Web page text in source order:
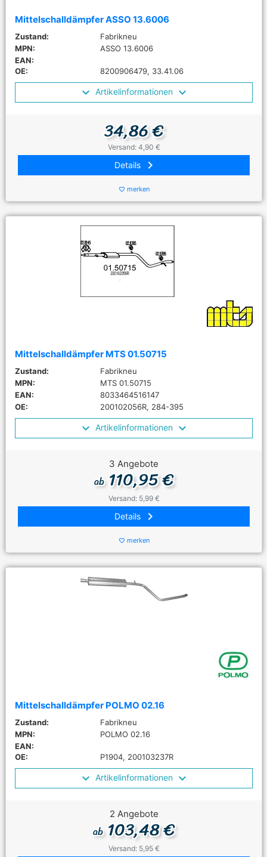
Mittelschalldämpfer ASSO 13.6006
Zustand:
Fabrikneu
MPN:
ASSO 13.6006
EAN:
OE:
8200906479, 33.41.06
Artikelinformationen
34,86 €
Versand: 4,90 €
Details keyboard_arrow_right
favorite_border merken
Mittelschalldämpfer MTS 01.50715
Zustand:
Fabrikneu
MPN:
MTS 01.50715
EAN:
8033464516147
OE:
200102056R, 284-395
Artikelinformationen
3 Angebote
ab110,95 €
Versand: 5,99 €
Details keyboard_arrow_right
favorite_border merken
Mittelschalldämpfer POLMO 02.16
Zustand:
Fabrikneu
MPN:
POLMO 02.16
EAN:
OE:
P1904, 200103237R
Artikelinformationen
2 Angebote
ab103,48 €
Versand: 5,95 €